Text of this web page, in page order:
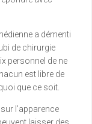
a démenti
de chirurgie
personnel de ne
est libre de
que ce soit.
l’apparence